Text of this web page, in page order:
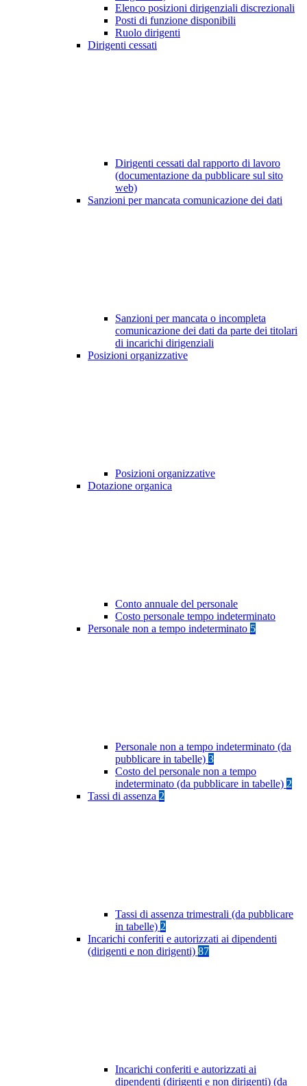
Elenco posizioni dirigenziali discrezionali
Posti di funzione disponibili
Ruolo dirigenti
Dirigenti cessati
Dirigenti cessati dal rapporto di lavoro
(documentazione da pubblicare sul sito
web)
Sanzioni per mancata comunicazione dei dati
Sanzioni per mancata o incompleta
comunicazione dei dati da parte dei titolari
di incarichi dirigenziali
Posizioni organizzative
Posizioni organizzative
Dotazione organica
Conto annuale del personale
Costo personale tempo indeterminato
Personale non a tempo indeterminato 5
Personale non a tempo indeterminato (da
pubblicare in tabelle) 3
Costo del personale non a tempo
indeterminato (da pubblicare in tabelle) 2
Tassi di assenza 2
Tassi di assenza trimestrali (da pubblicare
in tabelle) 2
Incarichi conferiti e autorizzati ai dipendenti
(dirigenti e non dirigenti) 87
Incarichi conferiti e autorizzati ai
dipendenti (dirigenti e non dirigenti) (da